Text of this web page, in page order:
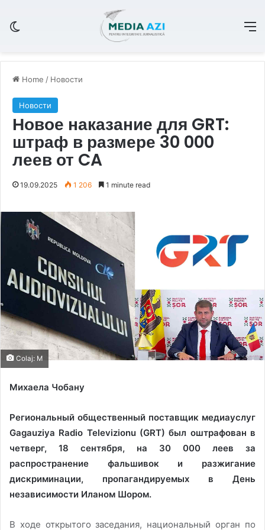
Home / Новости
Новости
Новое наказание для GRT:
штраф в размере 30 000
леев от CA
19.09.2025 1 206 1 minute read
Colaj: M
Михаeла Чобану
Региональный общественный поставщик медиауслуг
Gagauziya Radio Televizionu (GRT) был оштрафован в
четверг, 18 сентября, на 30 000 леев за
распространение фальшивок и разжигание
дискриминации, пропагандируемых в День
независимости Иланом Шором.
В ходе открытого заседания, национальный орган по